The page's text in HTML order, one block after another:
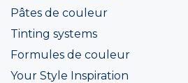
Pâtes de couleur
Tinting systems
Formules de couleur
Your Style Inspiration